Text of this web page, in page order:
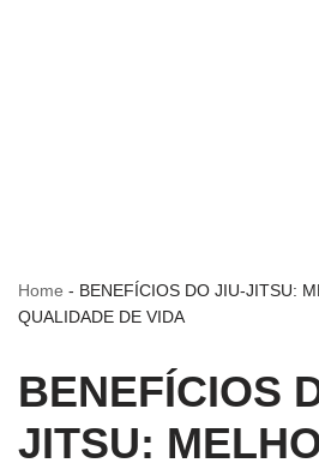
Home - BENEFÍCIOS DO JIU-JITSU:
QUALIDADE DE VIDA
BENEFÍCIOS
JITSU: